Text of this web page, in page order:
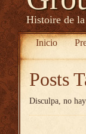
Histoire de
Inicio
Posts
Disculpa, no